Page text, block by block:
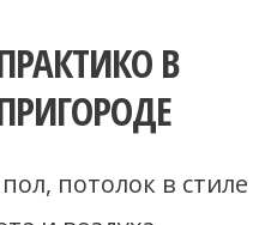
В
потолок в стиле